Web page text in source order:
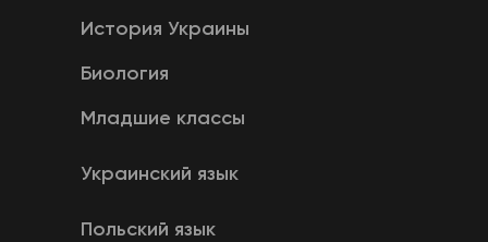
История Украины
Биология
Младшие классы
Украинский язык
Польский язык